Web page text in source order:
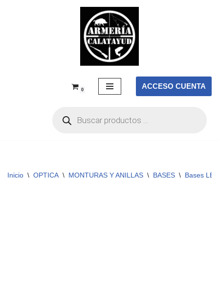
0 ACCESO CUENTA
Inicio \ OPTICA \ MONTURAS Y ANILLAS \ BASES \ Bases